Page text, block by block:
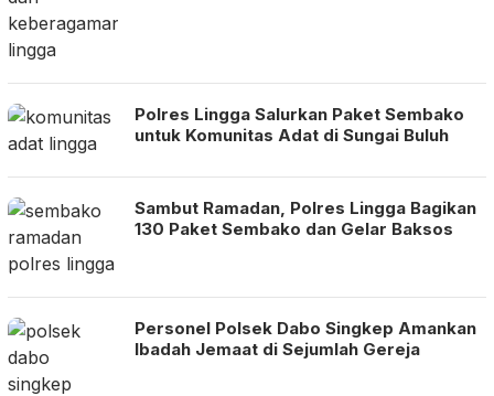
Polres Lingga Salurkan Paket Sembako
untuk Komunitas Adat di Sungai Buluh
Sambut Ramadan, Polres Lingga Bagikan
130 Paket Sembako dan Gelar Baksos
Personel Polsek Dabo Singkep Amankan
Ibadah Jemaat di Sejumlah Gereja